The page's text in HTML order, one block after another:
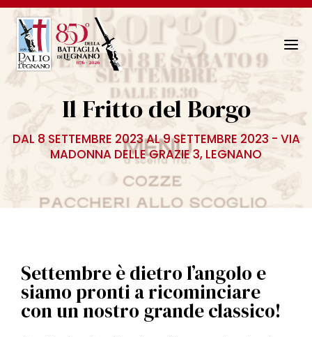
N
a
v
g
a
z
n
Il Fritto del Borgo
DAL 8 SETTEMBRE 2023 AL 9 SETTEMBRE 2023 - VIA
MADONNA DELLE GRAZIE 3, LEGNANO
Settembre è dietro l’angolo e
siamo pronti a ricominciare
con un nostro grande classico!